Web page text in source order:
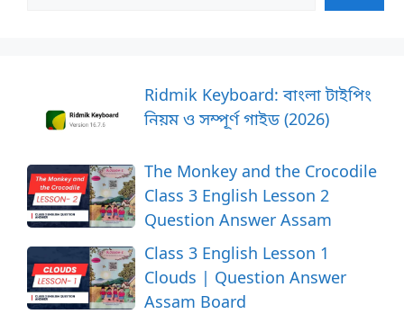
Ridmik Keyboard: বাংলা টাইপিং
নিয়ম ও সম্পূর্ণ গাইড (2026)
The Monkey and the Crocodile
Class 3 English Lesson 2
Question Answer Assam
Class 3 English Lesson 1
Clouds | Question Answer
Assam Board